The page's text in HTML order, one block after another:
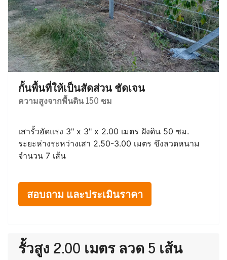
กั้นพื้นที่ให้เป็นสัดส่วน ชัดเจน
ความสูงจากพื้นดิน 150 ซม
เสารั้วอัดแรง 3" x 3" x 2.00 เมตร ฝังดิน 50 ซม.
ระยะห่างระหว่างเสา 2.50-3.00 เมตร ขึงลวดหนาม
จำนวน 7 เส้น
สอบถาม และประเมินราคา
รั้วสูง 2.00 เมตร ลวด 5 เส้น